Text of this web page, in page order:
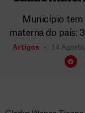
Município tem
materna do país:
Artigos 14